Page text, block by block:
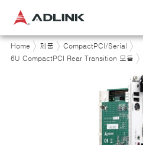
Home 제품
CompactPCI/Serial
6U CompactPCI Rear Transition 모듈